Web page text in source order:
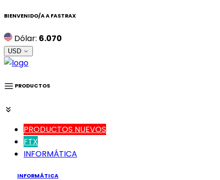
BIENVENIDO/A A FASTRAX
Dólar: 6.070
USD
PRODUCTOS
PRODUCTOS NUEVOS
FTX
INFORMÁTICA
INFORMÁTICA